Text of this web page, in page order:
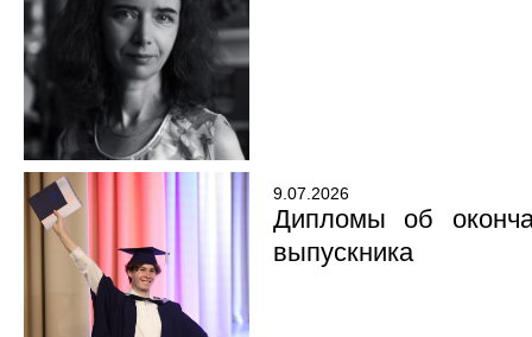
9.07.2026
Дипломы об
выпускника